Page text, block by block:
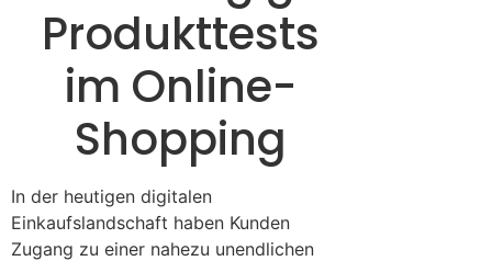
Produkttests
im Online-
Shopping
In der heutigen digitalen
Einkaufslandschaft haben Kunden
Zugang zu einer nahezu unendlichen